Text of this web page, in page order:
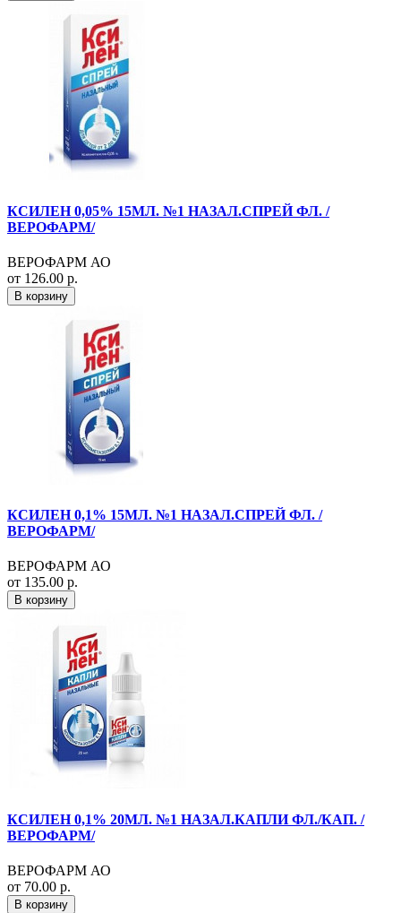
КСИЛЕН 0,05% 15МЛ. №1 НАЗАЛ.СПРЕЙ ФЛ. /
ВЕРОФАРМ/
ВЕРОФАРМ АО
от 126.00 р.
В корзину
КСИЛЕН 0,1% 15МЛ. №1 НАЗАЛ.СПРЕЙ ФЛ. /
ВЕРОФАРМ/
ВЕРОФАРМ АО
от 135.00 р.
В корзину
КСИЛЕН 0,1% 20МЛ. №1 НАЗАЛ.КАПЛИ ФЛ./КАП. /
ВЕРОФАРМ/
ВЕРОФАРМ АО
от 70.00 р.
В корзину